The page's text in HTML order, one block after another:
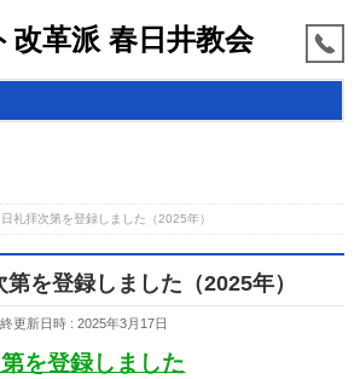
改革派 春日井教会
礼拝次第を登録しました（2025年）
を登録しました（2025年）
更新日時 : 2025年3月17日
を登録しました